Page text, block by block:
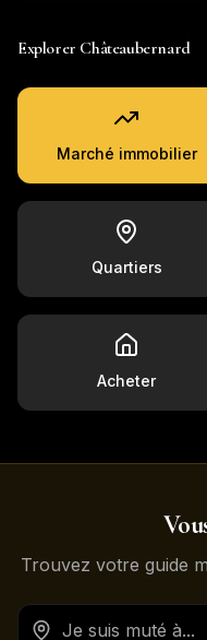
Explorer Châteaubernard
Marché immobilier
Quartiers
Acheter
Trouvez votre guide